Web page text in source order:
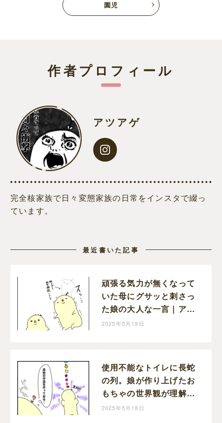
園児
作者プロフィール
アツアゲ
完全核家族で日々変態家族の日常をインスタで綴っ
ています。
最近書いた記事
頑張る気力が無くなって
いた母にグサッと刺さっ
た娘の大人な一言｜アツ
アゲの育児絵日記
2025年5月19日
使用不能なトイレに長蛇
の列。娘が作り上げたお
もちゃの世界観が理解不
能だった｜アツアゲの育
2025年5月18日